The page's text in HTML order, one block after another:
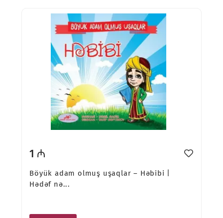
1 ₼
Böyük adam olmuş uşaqlar – Həbibi |
Hədəf nə...